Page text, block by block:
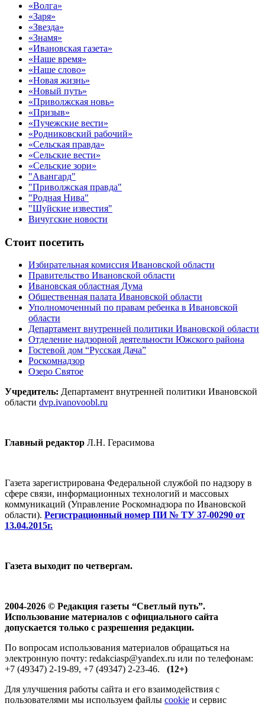
«Волга»
«Заря»
«Звезда»
«Знамя»
«Ивановская газета»
«Наше время»
«Наше слово»
«Новая жизнь»
«Новый путь»
«Приволжская новь»
«Призыв»
«Пучежские вести»
«Родниковский рабочий»
«Сельская правда»
«Сельские вести»
«Сельские зори»
"Авангард"
"Приволжская правда"
"Родная Нива"
"Шуйские известия"
Вичугские новости
Стоит посетить
Избирательная комиссия Ивановской области
Правительство Ивановской области
Ивановская областная Дума
Общественная палата Ивановской области
Уполномоченный по правам ребенка в Ивановской
области
Департамент внутренней политики Ивановской области
Отделение надзорной деятельности Южского района
Гостевой дом “Русская Дача”
Роскомнадзор
Озеро Святое
Учредитель: Департамент внутренней политики Ивановской
области dvp.ivanovoobl.ru
Главный редактор Л.Н. Герасимова
Газета зарегистрирована Федеральной службой по надзору в
сфере связи, информационных технологий и массовых
коммуникаций (Управление Роскомнадзора по Ивановской
области). Регистрационный номер ПИ № ТУ 37-00290 от
13.04.2015г.
Газета выходит по четвергам.
2004-2026 © Редакция газеты “Светлый путь”.
Использование материалов с официального сайта
допускается только с разрешения редакции.
По вопросам использования материалов обращаться на
электронную почту: redakciasp@yandex.ru или по телефонам:
+7 (49347) 2-19-89, +7 (49347) 2-23-46. (12+)
Для улучшения работы сайта и его взаимодействия с
пользователями мы используем файлы cookie и сервис